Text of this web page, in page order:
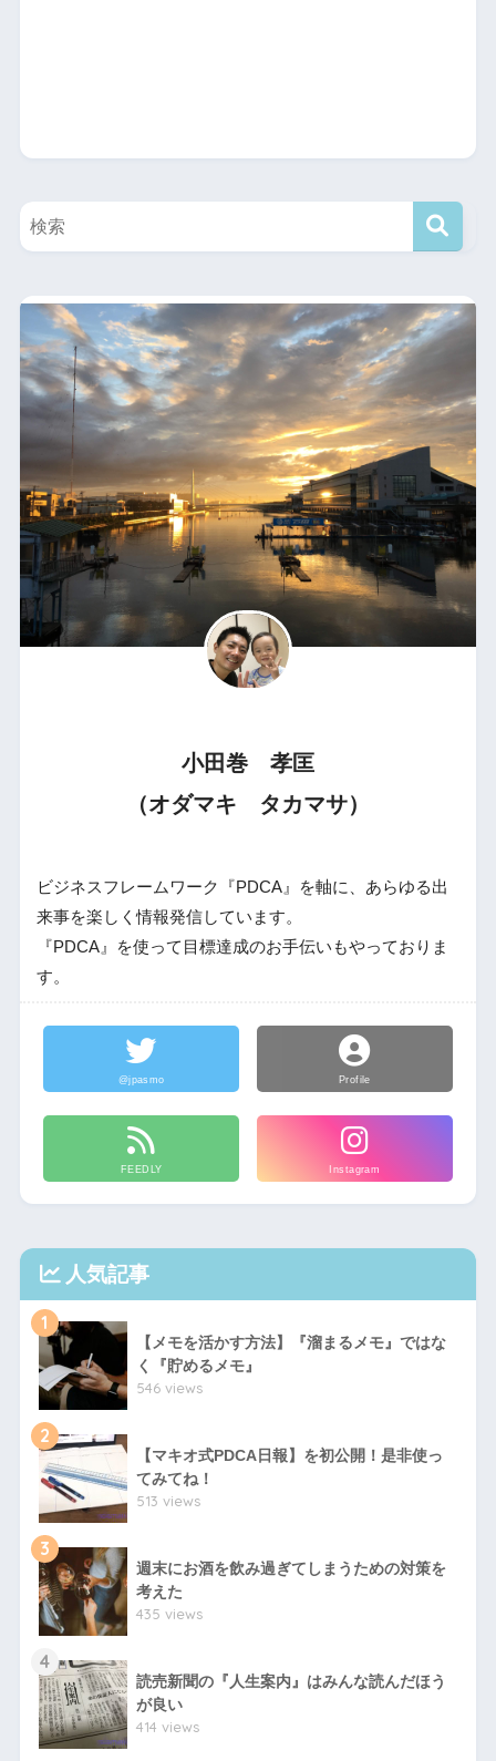
小田巻 孝匡
（オダマキ タカマサ）
ビジネスフレームワーク『PDCA』を軸に、あらゆる出
来事を楽しく情報発信しています。
『PDCA』を使って目標達成のお手伝いもやっておりま
す。
@jpasmo Profile
FEEDLY Instagram
人気記事
1
【メモを活かす方法】『溜まるメモ』ではな
く『貯めるメモ』
546 views
2
【マキオ式PDCA日報】を初公開！是非使っ
てみてね！
513 views
3
週末にお酒を飲み過ぎてしまうための対策を
考えた
435 views
4
読売新聞の『人生案内』はみんな読んだほう
が良い
414 views